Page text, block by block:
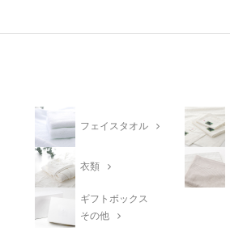
フェイスタオル
衣類
ギフトボックス
その他